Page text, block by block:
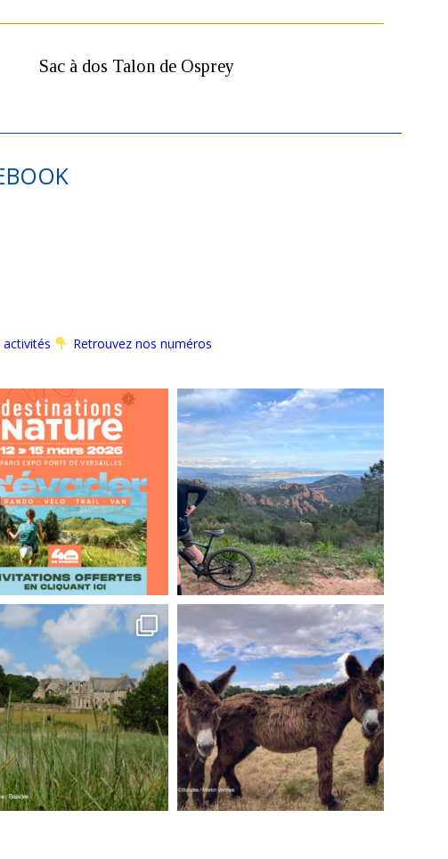
Sac à dos Talon de Osprey
Retrouvez nos numéros